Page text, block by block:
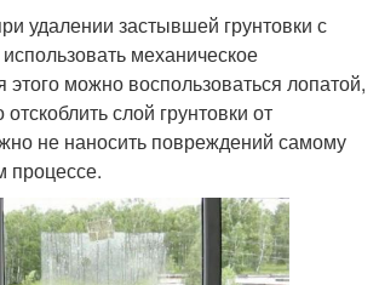
удалении застывшей грунтовки с
механическое
этого можно воспользоваться лопатой,
слой грунтовки от
не наносить повреждений самому
процессе.